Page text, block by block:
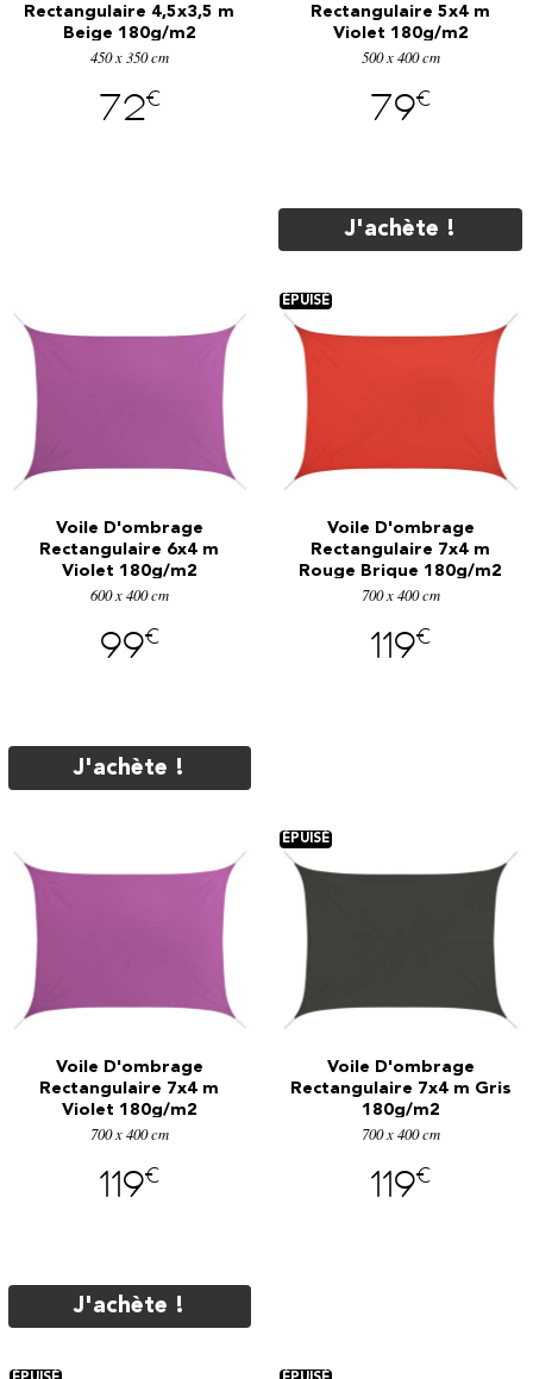
Rectangulaire 4,5x3,5 m
Beige 180g/m2
450 x 350 cm
72€
Rectangulaire 5x4 m
Violet 180g/m2
500 x 400 cm
79€
J'achète !
Voile D'ombrage
Rectangulaire 6x4 m
Violet 180g/m2
600 x 400 cm
99€
J'achète !
Voile D'ombrage
Rectangulaire 7x4 m
Rouge Brique 180g/m2
700 x 400 cm
119€
Voile D'ombrage
Rectangulaire 7x4 m
Violet 180g/m2
700 x 400 cm
119€
J'achète !
Voile D'ombrage
Rectangulaire 7x4 m Gris
180g/m2
700 x 400 cm
119€